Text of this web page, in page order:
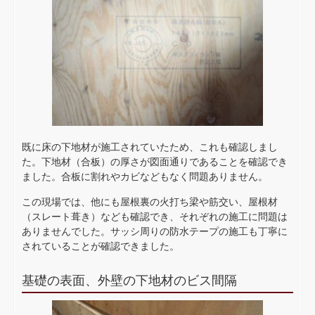
既に床の下地材が施工されていたため、これも確認しまし
た。下地材（合板）の厚さが図面通りであることを確認でき
ました。合板に割れやカビなどもなく問題ありません。
この現場では、他にも屋根裏の火打ち梁や筋交い、屋根材
（スレート葺き）なども確認でき、それぞれの施工に問題は
ありませんでした。サッシ周りの防水テープの施工も丁寧に
されていることが確認できました。
基礎の表面、外壁の下地材のビス間隔